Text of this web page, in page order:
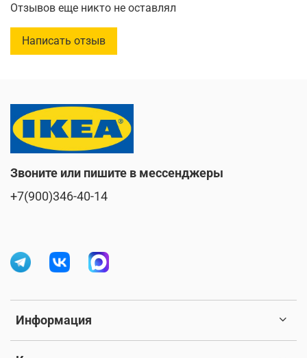
Отзывов еще никто не оставлял
Написать отзыв
Информация
Звоните или пишите в мессенджеры
+7(900)346-40-14